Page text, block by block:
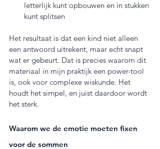
letterlijk kunt opbouwen en in stukken
kunt splitsen
Het resultaat is dat een kind niet alleen
een antwoord uitrekent, maar echt snapt
wat er gebeurt. Dat is precies waarom dit
materiaal in mijn praktijk een power-tool
is, ook voor complexe wiskunde. Het
houdt het simpel, en juist daardoor wordt
het sterk.
Waarom we de emotie moeten fixen
voor de sommen